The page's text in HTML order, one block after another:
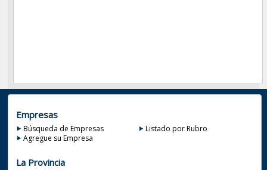
Empresas
Búsqueda de Empresas
Listado por Rubro
Agregue su Empresa
La Provincia